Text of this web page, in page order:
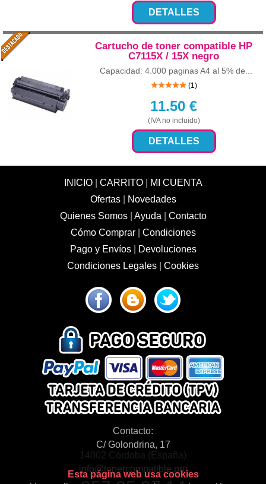
DETALLES
Cartucho de toner compatible HP
C7115X / 15X negro
Capacidad: 4.000 paginas A4 al 5% de...
(1)
11.50 €
(IVA no incluido)
DETALLES
INICIO| CARRITO|
MI CUENTA
Ofertas|
Novedades
Quienes Somos| Ayuda
Contacto
Cómo Comprar| Condiciones
Pago y Envíos|
Devoluciones
Condiciones Legales
Cookies
Contacto:
C/ Golondrina, 17
14002 Córdoba (España)
info@tonercompatible.pro
Esta página web usa cookies